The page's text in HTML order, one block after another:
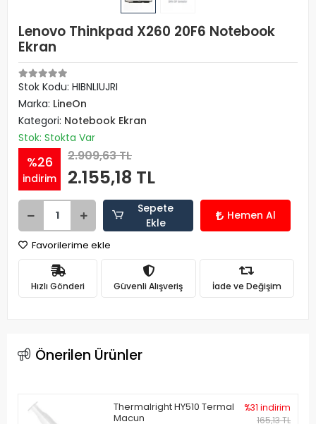
Lenovo Thinkpad X260 20F6 Notebook
Ekran
Stok Kodu: HIBNLIUJRI
Marka: LineOn
Kategori: Notebook Ekran
Stok: Stokta Var
%26
indirim
2.909,63 TL
2.155,18 TL
Sepete
Ekle
Hemen Al
Favorilerime ekle
Hızlı Gönderi Güvenli Alışveriş İade ve Değişim
Önerilen Ürünler
Thermalright HY510 Termal
Macun
%31 indirim
165,13 TL